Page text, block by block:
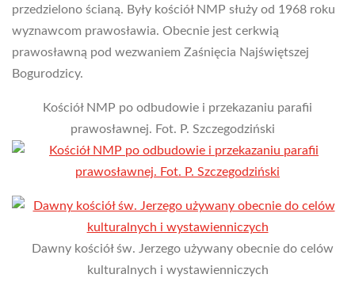
przedzielono ścianą. Były kościół NMP służy od 1968 roku
wyznawcom prawosławia. Obecnie jest cerkwią
prawosławną pod wezwaniem Zaśnięcia Najświętszej
Bogurodzicy.
Kościół NMP po odbudowie i przekazaniu parafii
prawosławnej. Fot. P. Szczegodziński
Dawny kościół św. Jerzego używany obecnie do celów
kulturalnych i wystawienniczych